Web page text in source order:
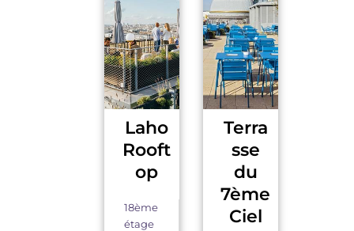
Laho
Rooft
op
18ème
étage
Terra
sse
du
7ème
Ciel